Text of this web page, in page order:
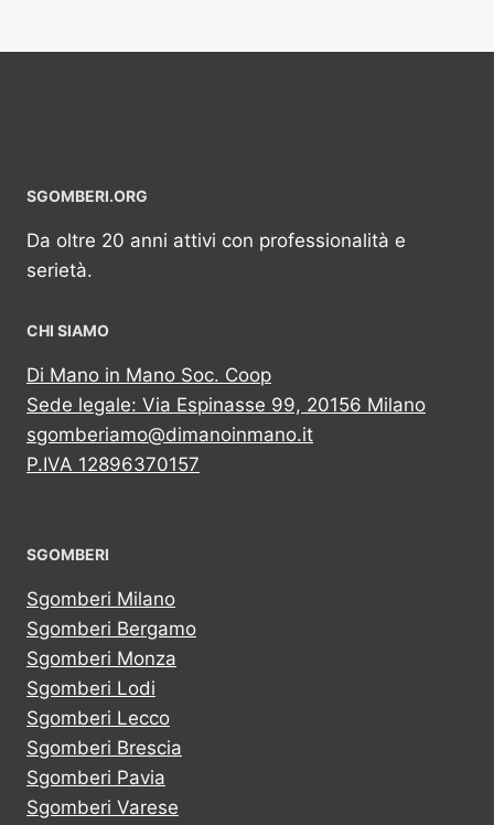
SGOMBERI.ORG
Da oltre 20 anni attivi con professionalità e
serietà.
CHI SIAMO
Di Mano in Mano Soc. Coop
Sede legale: Via Espinasse 99, 20156 Milano
sgomberiamo@dimanoinmano.it
P.IVA 12896370157
SGOMBERI
Sgomberi Milano
Sgomberi Bergamo
Sgomberi Monza
Sgomberi Lodi
Sgomberi Lecco
Sgomberi Brescia
Sgomberi Pavia
Sgomberi Varese